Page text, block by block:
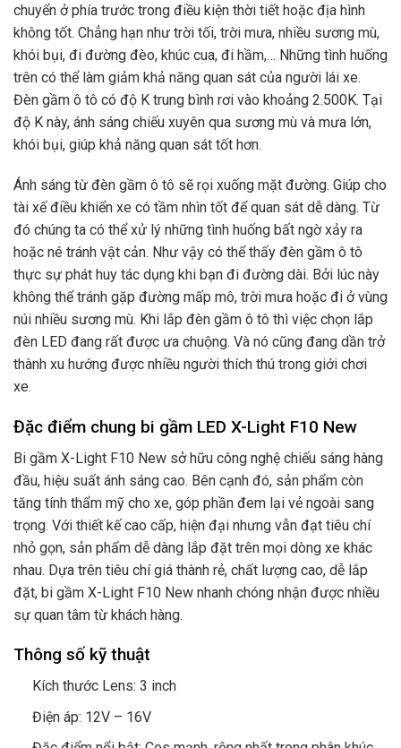
chuyển ở phía trước trong điều kiện thời tiết hoặc địa hình
không tốt. Chẳng hạn như trời tối, trời mưa, nhiều sương mù,
khói bụi, đi đường đèo, khúc cua, đi hầm,… Những tình huống
trên có thể làm giảm khả năng quan sát của người lái xe.
Đèn gầm ô tô có độ K trung bình rơi vào khoảng 2.500K. Tại
độ K này, ánh sáng chiếu xuyên qua sương mù và mưa lớn,
khói bụi, giúp khả năng quan sát tốt hơn.
Ánh sáng từ đèn gầm ô tô sẽ rọi xuống mặt đường. Giúp cho
tài xế điều khiển xe có tầm nhìn tốt để quan sát dễ dàng. Từ
đó chúng ta có thể xử lý những tình huống bất ngờ xảy ra
hoặc né tránh vật cản. Như vậy có thể thấy đèn gầm ô tô
thực sự phát huy tác dụng khi bạn đi đường dài. Bởi lúc này
không thể tránh gặp đường mấp mô, trời mưa hoặc đi ở vùng
núi nhiều sương mù. Khi lắp đèn gầm ô tô thì việc chọn lắp
đèn LED đang rất được ưa chuộng. Và nó cũng đang dần trở
thành xu hướng được nhiều người thích thú trong giới chơi
xe.
Đặc điểm chung bi gầm LED X-Light F10 New
Bi gầm X-Light F10 New sở hữu công nghệ chiếu sáng hàng
đầu, hiệu suất ánh sáng cao. Bên cạnh đó, sản phẩm còn
tăng tính thẩm mỹ cho xe, góp phần đem lại vẻ ngoài sang
trọng. Với thiết kế cao cấp, hiện đại nhưng vẫn đạt tiêu chí
nhỏ gọn, sản phẩm dễ dàng lắp đặt trên mọi dòng xe khác
nhau. Dựa trên tiêu chí giá thành rẻ, chất lượng cao, dễ lắp
đặt, bi gầm X-Light F10 New nhanh chóng nhận được nhiều
sự quan tâm từ khách hàng.
Thông số kỹ thuật
Kích thước Lens: 3 inch
Điện áp: 12V – 16V